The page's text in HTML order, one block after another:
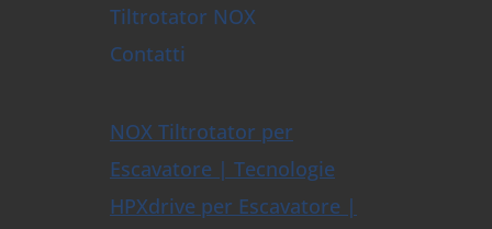
Tiltrotator NOX
Contatti
NOX Tiltrotator per
Escavatore | Tecnologie
HPXdrive per Escavatore |